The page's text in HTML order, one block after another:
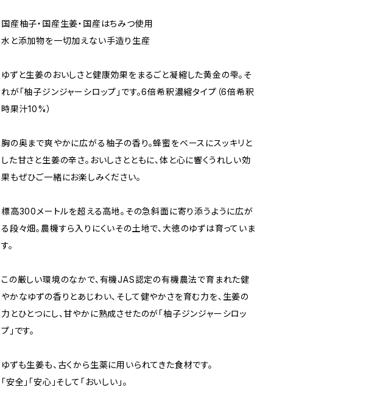
国産柚子・国産生姜・国産はちみつ使用
水と添加物を一切加えない手造り生産
ゆずと生姜のおいしさと健康効果をまるごと凝縮した黄金の雫。そ
れが「柚子ジンジャーシロップ」です。6倍希釈濃縮タイプ（6倍希釈
時果汁10%）
胸の奥まで爽やかに広がる柚子の香り。蜂蜜をベースにスッキリと
した甘さと生姜の辛さ。おいしさとともに、体と心に響くうれしい効
果もぜひご一緒にお楽しみください。
標高300メートルを超える高地。その急斜面に寄り添うように広が
る段々畑。農機すら入りにくいその土地で、大徳のゆずは育っていま
す。
この厳しい環境のなかで、有機JAS認定の有機農法で育まれた健
やかなゆずの香りとあじわい、そして健やかさを育む力を、生姜の
力とひとつにし、甘やかに熟成させたのが「柚子ジンジャーシロッ
プ」です。
ゆずも生姜も、古くから生薬に用いられてきた食材です。
「安全」「安心」そして「おいしい」。